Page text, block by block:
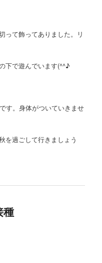
って飾ってありました。リ
下で遊んでいます(^^♪
す。身体がついていきませ
を過ごして行きましょう
種